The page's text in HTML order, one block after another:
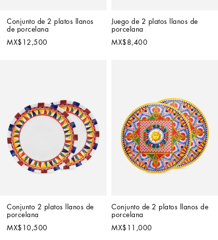
Conjunto de 2 platos llanos
de porcelana
MX$12,500
Juego de 2 platos llanos de
porcelana
MX$8,400
Conjunto 2 platos llanos de
porcelana
MX$10,500
Conjunto de 2 platos llanos de
porcelana
MX$11,000